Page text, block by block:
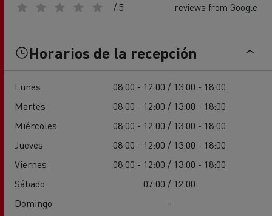
/ 5 reviews from Google
Horarios de la recepción
Lunes
08:00 - 12:00 / 13:00 - 18:00
Martes
08:00 - 12:00 / 13:00 - 18:00
Miércoles
08:00 - 12:00 / 13:00 - 18:00
Jueves
08:00 - 12:00 / 13:00 - 18:00
Viernes
08:00 - 12:00 / 13:00 - 18:00
Sábado
07:00 / 12:00
Domingo
-